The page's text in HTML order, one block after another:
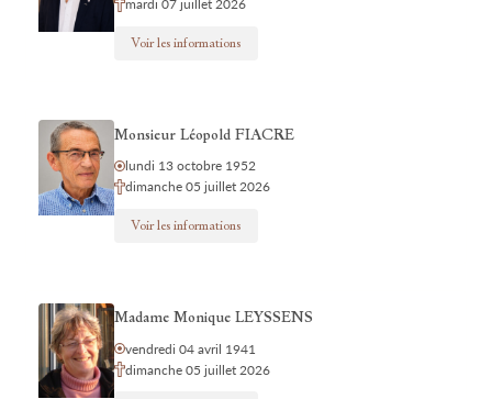
mardi 07 juillet 2026
Voir les informations
Monsieur Léopold FIACRE
lundi 13 octobre 1952
dimanche 05 juillet 2026
Voir les informations
Madame Monique LEYSSENS
vendredi 04 avril 1941
dimanche 05 juillet 2026